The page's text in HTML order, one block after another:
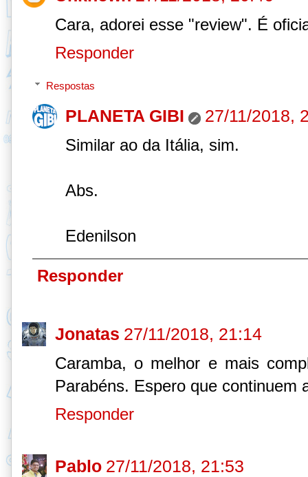
Cara, adorei esse "review". É
Responder
Respostas
PLANETA GIBI 27/11/2018,
Similar ao da Itália, sim.
Abs.
Edenilson
Responder
Jonatas 27/11/2018, 21:14
Caramba, o melhor e mais
Parabéns. Espero que continuem
Responder
Pablo 27/11/2018, 21:53